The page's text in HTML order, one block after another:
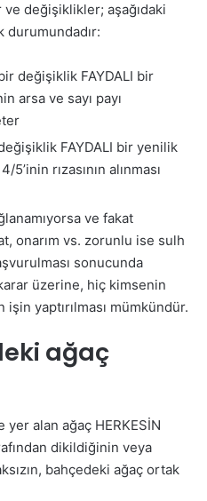
değişiklikler; aşağıdaki
değişiklik FAYDALI bir
arsa ve sayı payı
FAYDALI bir yenilik
rızasının alınması
ve fakat
onarım vs. zorunlu ise sulh
sonucunda
üzerine, hiç kimsenin
işin yaptırılması mümkündür.
ağaç
alan ağaç HERKESİN
dikildiğinin veya
bahçedeki ağaç ortak